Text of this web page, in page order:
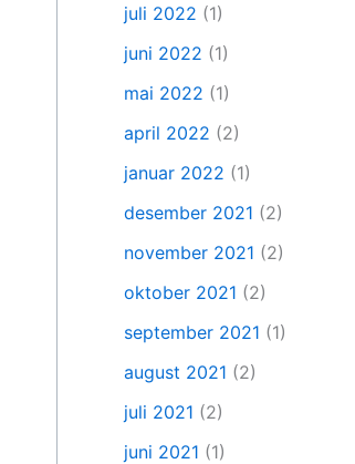
juli 2022 (1)
juni 2022 (1)
mai 2022 (1)
april 2022 (2)
januar 2022 (1)
desember 2021 (2)
november 2021 (2)
oktober 2021 (2)
september 2021 (1)
august 2021 (2)
juli 2021 (2)
juni 2021 (1)